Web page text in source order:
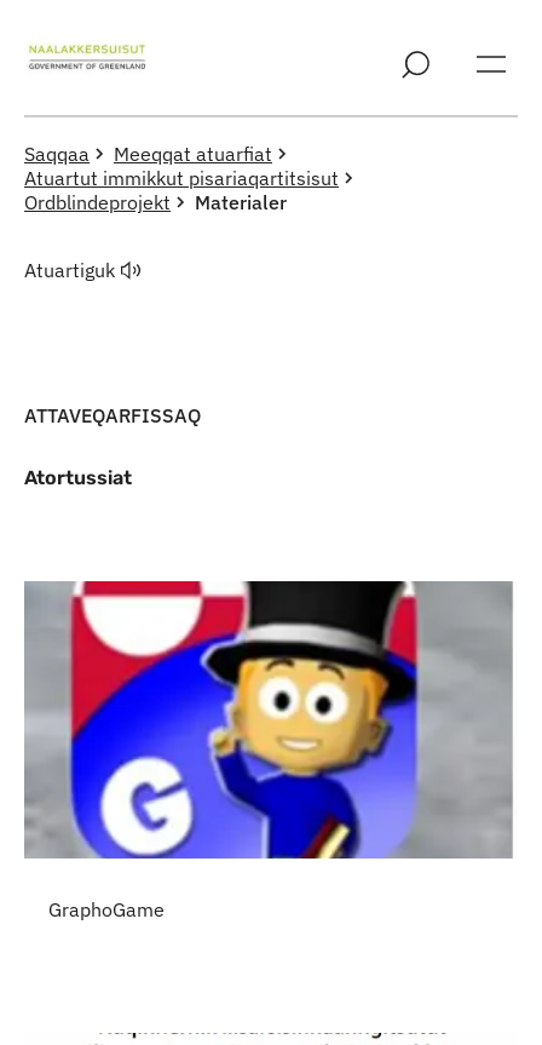
Saqqaa
Meeqqat atuarfiat
Atuartut immikkut pisariaqartitsisut
Ordblindeprojekt
Materialer
Atuartiguk
ATTAVEQARFISSAQ
Atortussiat
Indhold
GraphoGame